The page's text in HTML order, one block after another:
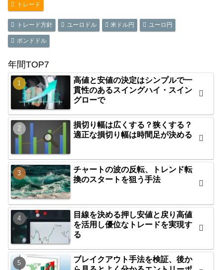
トレード
トレード方針 ユーロドル 米ドル円 ユーロ円
ポンドドル
年間TOP7
高値と安値の決定はシンプルで一
貫性のあるスイングハイ・スイン
グローで
損切り幅は広くする？狭くする？
適正な損切り幅は時間足が決める
チャートの波の反転、トレンド転
換のスタートを狙う手法
目線を決める押し安値と戻り高値
を活用し優位なトレードを実現す
る
ブレイクアウト手法を検証、後か